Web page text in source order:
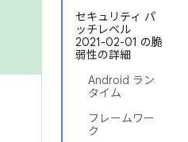
セキュリティ パ
ッチレベル
2021-02-01 の脆
弱性の詳細
Android ラン
タイム
フレームワー
ク